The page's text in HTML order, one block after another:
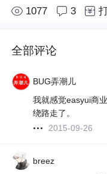
1077 3
全部评论
BUG弄潮儿
我就感觉easyui商
绕路走了。
2015-09-26
breez